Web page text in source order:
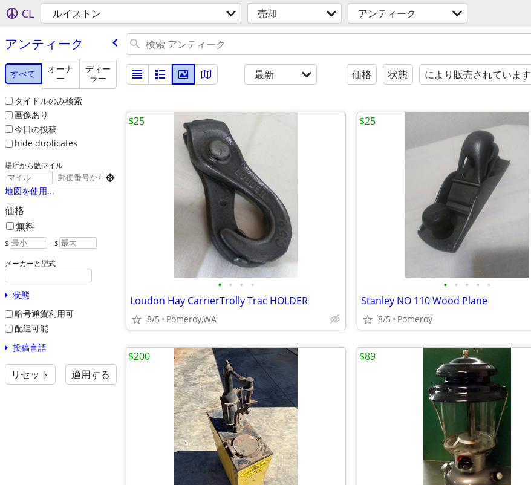
CL ルイストン 売却 アンティーク
アンティーク
すべて
オーナ
ー
ディー
ラー
タイトルのみ検索
画像あり
今日の投稿
hide duplicates
場所から数マイル

地図を使用...
価格
無料
$ – $
メーカーと型式
状態
暗号通貨利用可
配達可能
投稿言語
リセット 適用する
最新 価格 状態 により販売されています
• • • •
Loudon Hay CarrierTrolly Trac HOLDER
8/5 Pomeroy,WA
$25
• • • • •
Stanley NO 110 Wood Plane
8/5 Pomeroy
$25
$200 $89